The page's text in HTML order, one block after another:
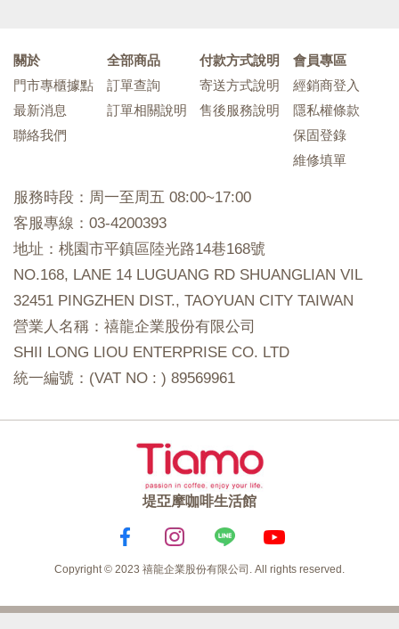
關於
門市專櫃據點
最新消息
聯絡我們
全部商品
訂單查詢
訂單相關說明
付款方式說明
寄送方式說明
售後服務說明
會員專區
經銷商登入
隱私權條款
保固登錄
維修填單
服務時段：周一至周五 08:00~17:00
客服專線：03-4200393
地址：桃園市平鎮區陸光路14巷168號
NO.168, LANE 14 LUGUANG RD SHUANGLIAN VIL
32451 PINGZHEN DIST., TAOYUAN CITY TAIWAN
營業人名稱：禧龍企業股份有限公司
SHII LONG LIOU ENTERPRISE CO. LTD
統一編號：(VAT NO : ) 89569961
堤亞摩咖啡生活館
Copyright © 2023 禧龍企業股份有限公司. All rights reserved.